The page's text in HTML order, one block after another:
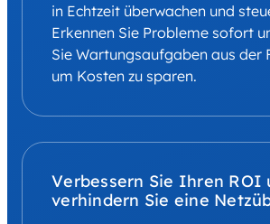
in Echtzeit überwachen und
Erkennen Sie Probleme sofort
Sie Wartungsaufgaben aus der
um Kosten zu sparen.
Verbessern Sie Ihren ROI
verhindern Sie eine